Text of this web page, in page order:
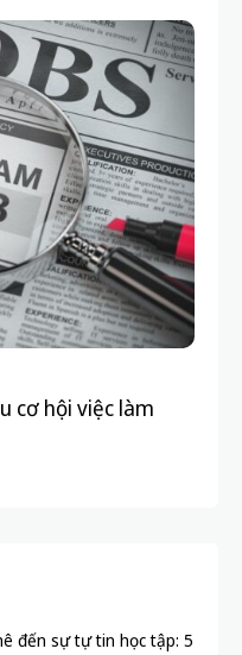
cơ hội việc làm
đến sự tự tin học tập: 5